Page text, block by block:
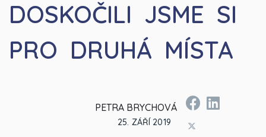
DOSKOČILI JSME SI
PRO DRUHÁ MÍSTA
PETRA BRYCHOVÁ
25. ZÁŘÍ 2019